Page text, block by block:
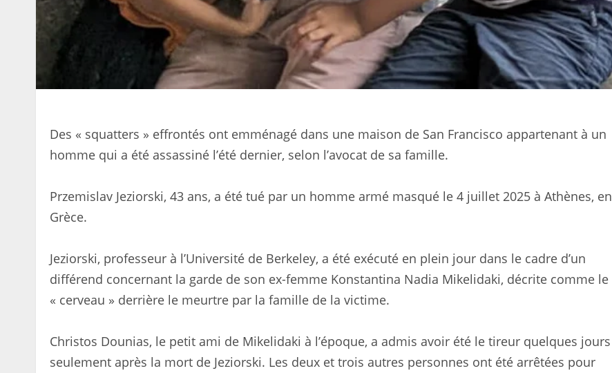
Des « squatters » effrontés ont emménagé dans une maison de San Francisco appartenant à un
homme qui a été assassiné l’été dernier, selon l’avocat de sa famille.
Przemislav Jeziorski, 43 ans, a été tué par un homme armé masqué le 4 juillet 2025 à Athènes, en
Grèce.
Jeziorski, professeur à l’Université de Berkeley, a été exécuté en plein jour dans le cadre d’un
différend concernant la garde de son ex-femme Konstantina Nadia Mikelidaki, décrite comme le
« cerveau » derrière le meurtre par la famille de la victime.
Christos Dounias, le petit ami de Mikelidaki à l’époque, a admis avoir été le tireur quelques jours
seulement après la mort de Jeziorski. Les deux et trois autres personnes ont été arrêtées pour